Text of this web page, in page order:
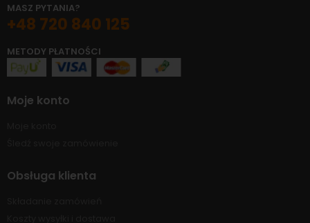
MASZ PYTANIA?
+48 720 840 125
METODY PŁATNOŚCI
Moje konto
Obsługa klienta